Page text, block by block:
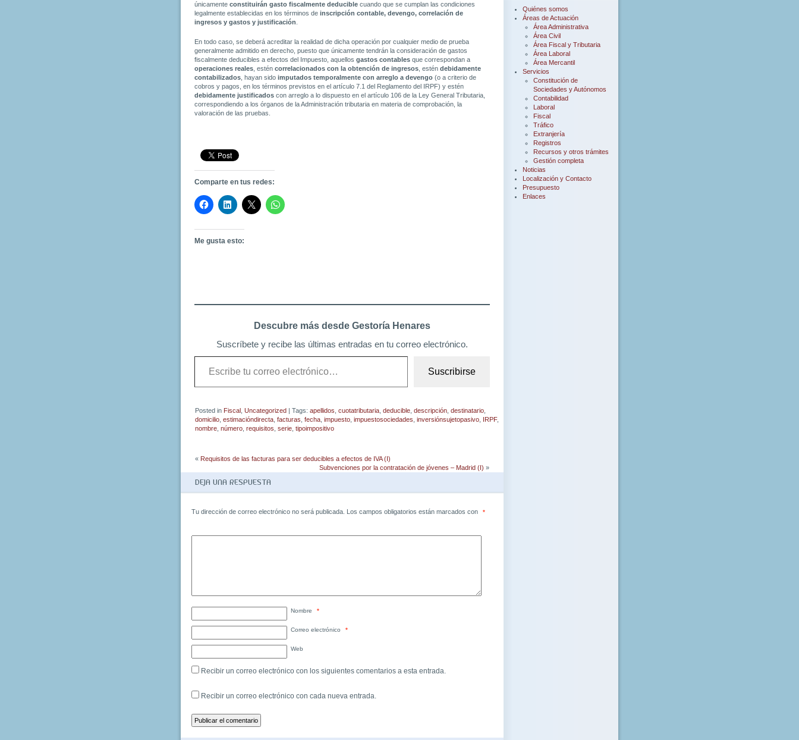
únicamente constituirán gasto fiscalmente deducible cuando que se cumplan las condiciones
legalmente establecidas en los términos de inscripción contable, devengo, correlación de
ingresos y gastos y justificación
En todo caso, se deberá acreditar la realidad de dicha operación por cualquier medio de prueba
generalmente admitido en derecho, puesto que únicamente tendrán la consideración de gastos
fiscalmente deducibles a efectos del Impuesto, aquellos gastos contables que correspondan a
operaciones reales , estén correlacionados con la obtención de ingresos , estén debidamente
contabilizados , hayan sido imputados temporalmente con arreglo a devengo (o a criterio de
cobros y pagos, en los términos previstos en el artículo 7.1 del Reglamento del IRPF) y estén
debidamente justificados con arreglo a lo dispuesto en el artículo 106 de la Ley General Tributaria,
correspondiendo a los órganos de la Administración tributaria en materia de comprobación, la
valoración de las pruebas.
Comparte en tus redes:
Me gusta esto:
Descubre más desde Gestoría Henares
Suscríbete y recibe las últimas entradas en tu correo electrónico.
electrónico…
Suscribirse
Posted in Fiscal Uncategorized | Tags: apellidos cuotatributaria deducible descripción destinatario
domicilio estimacióndirecta facturas fecha impuesto impuestosociedades inversiónsujetopasivo IRPF,
nombre número requisitos serie tipoimpositivo
« Requisitos de las facturas para ser deducibles a efectos de IVA (I)
Subvenciones por la contratación de jóvenes – Madrid (I) »
DEJA UNA RESPUESTA
Tu dirección de correo electrónico no será publicada. Los campos obligatorios están marcados con *
Nombre *
Correo electrónico *
Web
Recibir un correo electrónico con los siguientes comentarios a esta entrada.
Recibir un correo electrónico con cada nueva entrada.
Quiénes somos
Áreas de Actuación
Área Administrativa
Área Civil
Área Fiscal y Tributaria
Área Laboral
Área Mercantil
Servicios
Constitución de
Sociedades y Autónomos
Contabilidad
Laboral
Fiscal
Tráfico
Extranjería
Registros
Recursos y otros trámites
Gestión completa
Noticias
Localización y Contacto
Presupuesto
Enlaces